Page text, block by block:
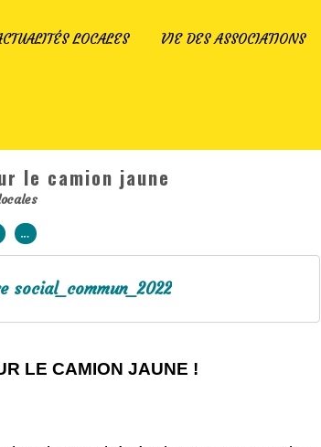
LOCALES VIE DES ASSOCIATIONS
le camion jaune
…
social_commun_2022
LE CAMION JAUNE !